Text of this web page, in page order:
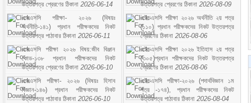
উত্তরপত্র প্রেরণের ঠিকানা 2026-06-14
এসএসসি পরীক্ষা- ২০২৬ (বিষয়ঃ
অর্থনীতি-১৪১) প্রধান পরীক্ষকদের নিকট
উত্তরপত্র পাঠাবার ঠিকানা 2026-06-11
এসএসসি পরীক্ষা ২০২৬ বিষয়:জীব বিঞ্জান
কোড-১৩৮ প্রধান পরীক্ষকদের নিকট
উত্তরপত্র প্রেরণের ঠিকানা 2026-06-10
এসএসসি পরীক্ষা- ২০২৬ (বিষয়ঃ হিসাব
বিজ্ঞান-১৪৬) প্রধান পরীক্ষকদের নিকট
উত্তরপত্র পাঠাবার ঠিকানা 2026-06-10
উত্তরপত্র প্রেরণের ঠিকানা 2026-08-09
এইচএসসি পরীক্ষা ২০২৬ অর্থনীতি ২য় পত্র
(১১০) প্রধান পরীক্ষকদের নিকট উত্তরপত্র
প্রেরণের ঠিকানা 2026-08-06
এইচএসসি পরীক্ষা ২০২৬ ইতিহাস ২য় পত্র
(৩০৫)প্রধান পরীক্ষকদের নিকট উত্তরপত্র
প্রেরণের ঠিকানা 2026-08-06
এইচএসসি পরীক্ষা-২০২৬ (পদার্থবিজ্ঞান ১ম
পত্র -১৭৪), প্রধান পরীক্ষকদের নিকট
উত্তরপত্র পাঠাবার ঠিকানা 2026-08-04